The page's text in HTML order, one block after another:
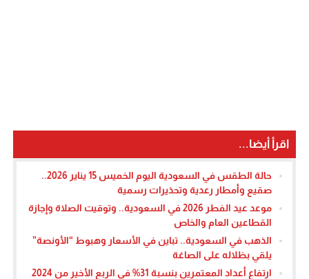
اقرأ أيضا...
حالة الطقس في السعودية اليوم الخميس 15 يناير 2026..
صقيع وأمطار رعدية وتحذيرات رسمية
موعد عيد الفطر 2026 في السعودية.. وتوقيت الصلاة وإجازة
القطاعين العام والخاص
الذهب في السعودية.. تباين في الأسعار وهبوط “الأونصة”
يلقي بظلاله على الصاغة
ارتفاع أعداد المعتمرين بنسبة 31% في الربع الأخير من 2024